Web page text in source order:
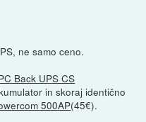
ne samo ceno.
Back UPS CS
in skoraj identično
500AP(45€).